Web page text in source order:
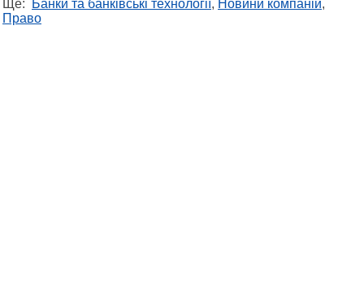
Ще: Банки та банківські технології, Новини компаній,
Право